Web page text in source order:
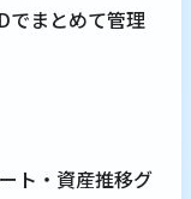
でまとめて管理
ト・資産推移グ